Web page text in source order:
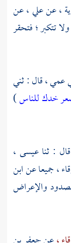
،عنعلي ،عن
تتكبر ؛ فتحقر
عمي ، قال : ثني
خدك للناس)
قال : ثناعيسى ،
،جميعا عنابن
والإعراض